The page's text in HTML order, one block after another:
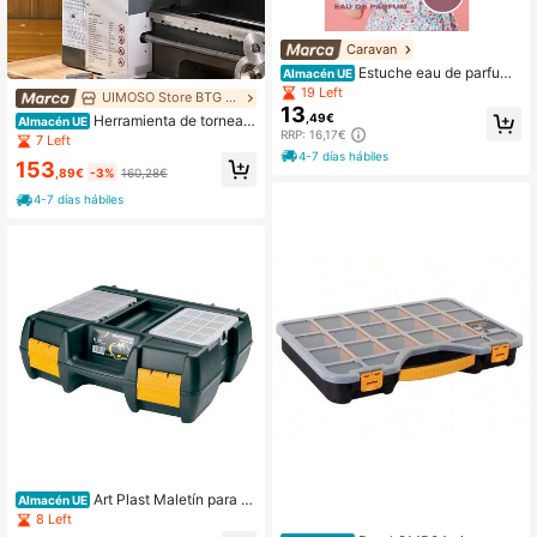
UIMOSO Store BTG EU
Almacén UE Herramienta de tornead
o
7 Left
153 ,89€ -3% 160,28€
4-7 días hábiles
Almacén UE Art Plast Maletín para h
erramientas eléctricas en polipropil
eno L400xP340xH133 mm con 2 o
8 Left
Caravan
Almacén UE Estuche eau de parfum
caravan nº 26, 150 + 30 ml señora
19 Left
13 ,49€
RRP: 16,17€
4-7 días hábiles